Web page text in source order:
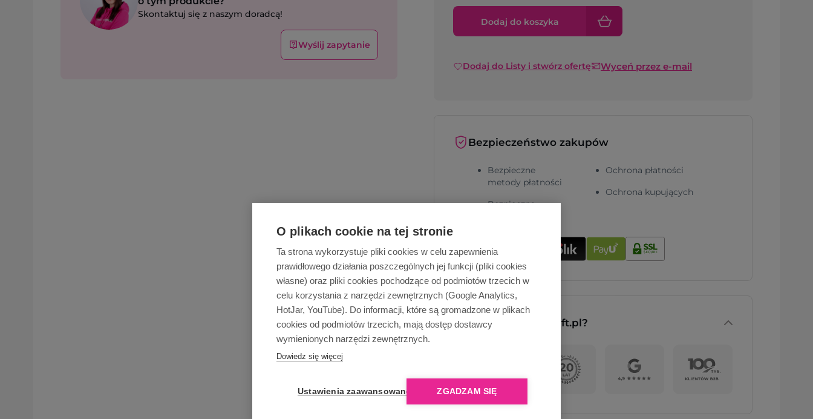
O plikach cookie na tej stronie
Ta strona wykorzystuje pliki cookies w celu zapewnienia
prawidłowego działania poszczególnych jej funkcji (pliki cookies
własne) oraz pliki cookies pochodzące od podmiotów trzecich w
celu korzystania z narzędzi zewnętrznych (Google Analytics,
HotJar, YouTube). Do informacji, które są gromadzone w plikach
cookies od podmiotów trzecich, mają dostęp dostawcy
wymienionych narzędzi zewnętrznych.
Dowiedz się więcej
Ustawienia zaawansowane ZGADZAM SIĘ
Skontaktuj się z naszym doradcą!
Wyślij zapytanie
Dodaj do koszyka
Dodaj do Listy i stwórz ofertę Wyceń przez e-mail
Bezpieczeństwo zakupów
Bezpieczne
metody płatności
Bezpieczna
Ochrona płatności
Ochrona kupujących
Dlaczego OpenGift.pl?